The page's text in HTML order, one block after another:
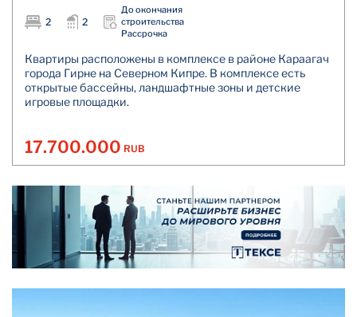
2 2
До окончания
строительства
Рассрочка
Квартиры расположены в комплексе в районе Караагач
города Гирне на Северном Кипре. В комплексе есть
открытые бассейны, ландшафтные зоны и детские
игровые площадки.
17.700.000 RUB